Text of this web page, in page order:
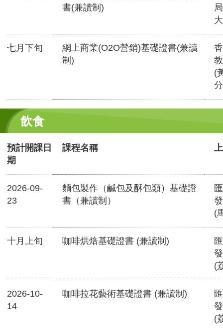
書(兼讀制)
七月下旬
網上商業(O2O營銷)基礎證書(兼讀
制)
(
飲食
預計開課日
期
課程名稱
2026-09-
23
麵包製作（鹹包及酥包類）基礎證
書（兼讀制）
(
十月上旬 咖啡烘焙基礎證書 (兼讀制)
(
2026-10-
14
咖啡拉花藝術基礎證書 (兼讀制)
(